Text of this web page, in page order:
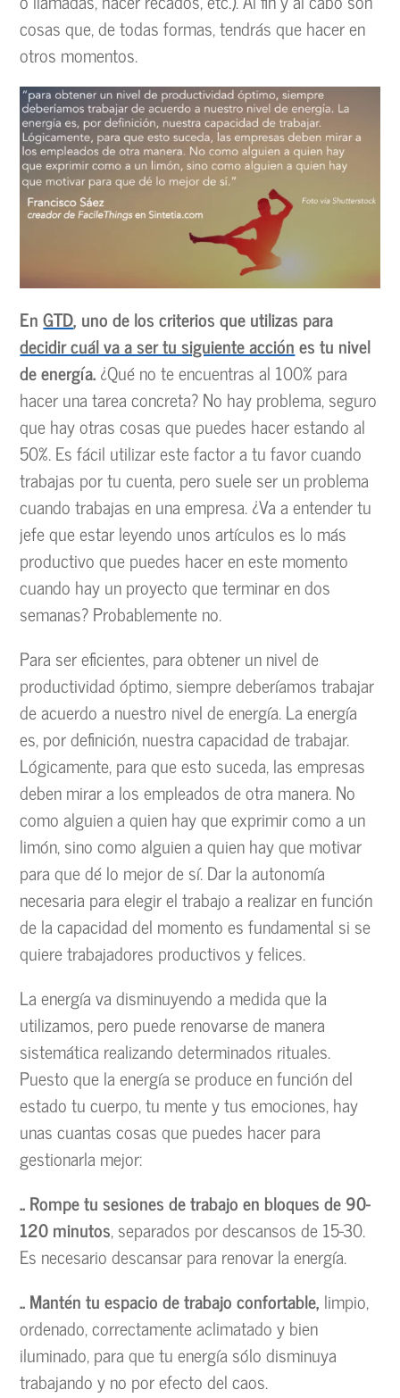
cosas que, de todas formas, tendrás que hacer en
otros momentos.
EnGTD, uno de los criterios que utilizas para
decidir cuál va a ser tu siguiente acciónes tu nivel
de energía.¿Qué no te encuentras al 100% para
hacer una tarea concreta? No hay problema, seguro
que hay otras cosas que puedes hacer estando al
50%. Es fácil utilizar este factor a tu favor cuando
trabajas por tu cuenta, pero suele ser un problema
cuando trabajas en una empresa. ¿Va a entender tu
jefe que estar leyendo unos artículos es lo más
productivo que puedes hacer en este momento
cuando hay un proyecto que terminar en dos
semanas? Probablemente no.
Para ser eficientes, para obtener un nivel de
productividad óptimo, siempre deberíamos trabajar
de acuerdo a nuestro nivel de energía. La energía
es, por definición, nuestra capacidad de trabajar.
Lógicamente, para que esto suceda, las empresas
deben mirar a los empleados de otra manera. No
como alguien a quien hay que exprimir como a un
limón, sino como alguien a quien hay que motivar
para que dé lo mejor de sí. Dar la autonomía
necesaria para elegir el trabajo a realizar en función
de la capacidad del momento es fundamental si se
quiere trabajadores productivos y felices.
La energía va disminuyendo a medida que la
utilizamos, pero puede renovarse de manera
sistemática realizando determinados rituales.
Puesto que la energía se produce en función del
estado tu cuerpo, tu mente y tus emociones, hay
unas cuantas cosas que puedes hacer para
gestionarla mejor:
.. Rompe tu sesiones de trabajo en bloques de 90-
120 minutos, separados por descansos de 15-30.
Es necesario descansar para renovar la energía.
.. Mantén tu espacio de trabajo confortable, limpio,
ordenado, correctamente aclimatado y bien
iluminado, para que tu energía sólo disminuya
trabajando y no por efecto del caos.